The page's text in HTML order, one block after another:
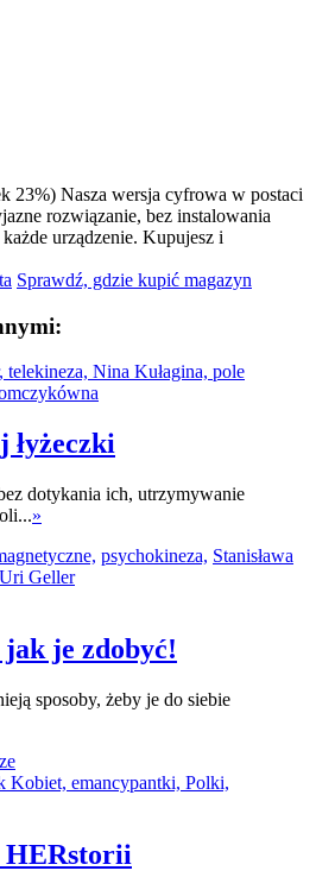
23%) Nasza wersja cyfrowa w postaci
rozwiązanie, bez instalowania
urządzenie. Kupujesz i
Sprawdź, gdzie kupić magazyn
łyżeczki
dotykania ich, utrzymywanie
»
psychokineza, Stanisława
Uri Geller
je zdobyć!
sposoby, żeby je do siebie
HERstorii